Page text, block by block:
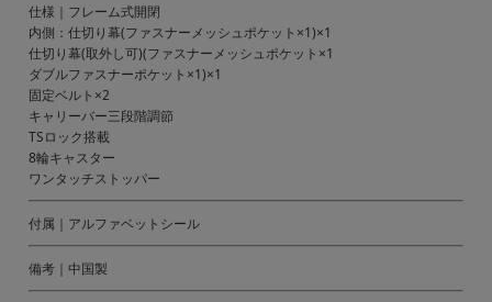
仕様｜フレーム式開閉
内側：仕切り幕(ファスナーメッシュポケット×1)×1
仕切り幕(取外し可)(ファスナーメッシュポケット×1
ダブルファスナーポケット×1)×1
固定ベルト×2
キャリーバー三段階調節
TSロック搭載
8輪キャスター
ワンタッチストッパー
付属｜アルファベットシール
備考｜中国製